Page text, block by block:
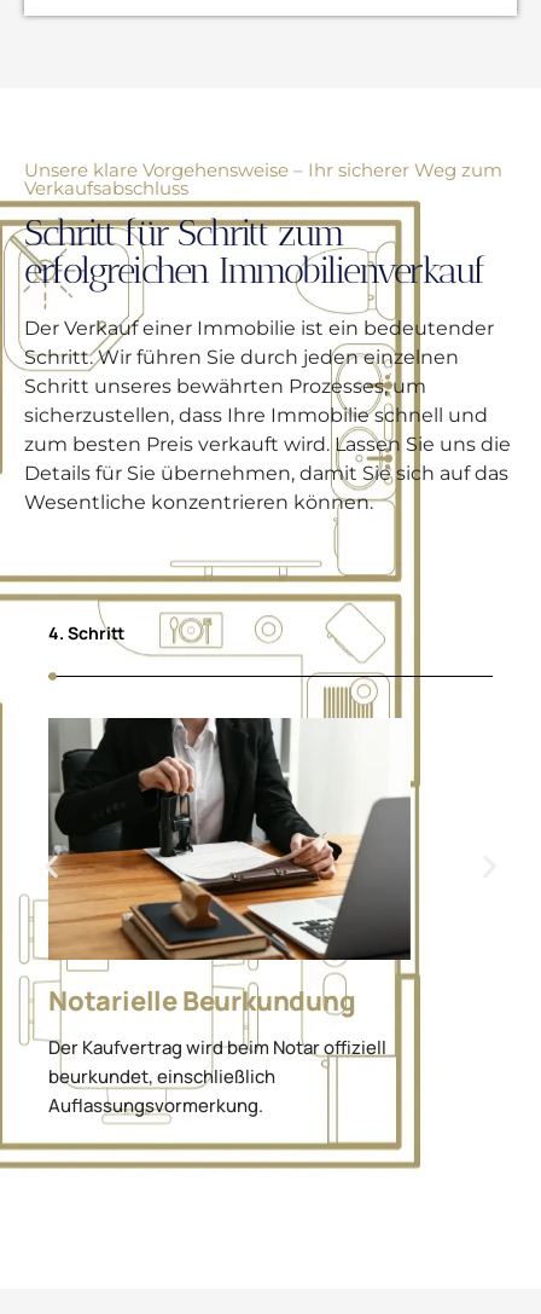
Unsere klare Vorgehensweise – Ihr sicherer Weg zum
Verkaufsabschluss
Schritt für Schritt zum
erfolgreichen Immobilienverkauf
Der Verkauf einer Immobilie ist ein bedeutender
Schritt. Wir führen Sie durch jeden einzelnen
Schritt unseres bewährten Prozesses, um
sicherzustellen, dass Ihre Immobilie schnell und
zum besten Preis verkauft wird. Lassen Sie uns die
Details für Sie übernehmen, damit Sie sich auf das
Wesentliche konzentrieren können.
4. Schritt
Notarielle Beurkundung
Der Kaufvertrag wird beim Notar offiziell
beurkundet, einschließlich
Auflassungsvormerkung.